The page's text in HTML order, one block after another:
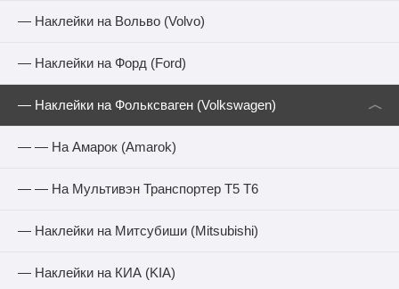
— Наклейки на Вольво (Volvo)
— Наклейки на Форд (Ford)
— Наклейки на Фольксваген (Volkswagen) ︿
— — На Амарок (Amarok)
— — На Мультивэн Транспортер Т5 Т6
— Наклейки на Митсубиши (Mitsubishi)
— Наклейки на КИА (KIA)